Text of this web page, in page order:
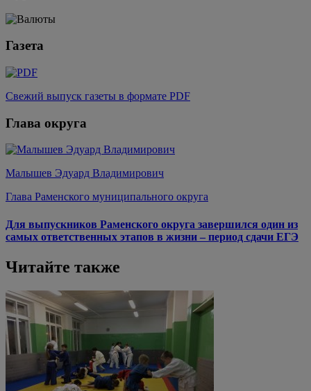
Газета
Свежий выпуск газеты в формате PDF
Глава округа
Малышев Эдуард Владимирович
Глава Раменского муниципального округа
Для выпускников Раменского округа завершился один из
самых ответственных этапов в жизни – период сдачи ЕГЭ
Читайте также